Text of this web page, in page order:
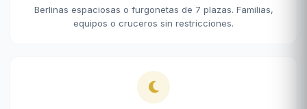
Berlinas espaciosas o furgonetas de 7 plazas. Familias,
equipos o cruceros sin restricciones.